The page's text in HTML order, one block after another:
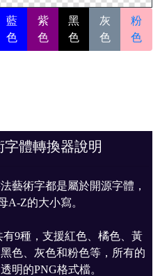
藍
色
紫
色
黑
色
灰
色
粉
色
體轉換器說明
藝術字都是屬於開源字體，
A-Z的大小寫。
9種，支援紅色、橘色、黃
色、灰色和粉色等，所有的
明的PNG格式檔。